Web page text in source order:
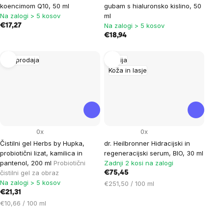
koencimom Q10, 50 ml
Na zalogi > 5 kosov
€17,27
gubam s hialuronsko kislino, 50
ml
Na zalogi > 5 kosov
€18,94
Razprodaja
Čistilni gel Herbs by Hupka,
probiotični lizat, kamilica in
pantenol, 200 ml Probiotični
čistilni gel za obraz
0x
Na zalogi > 5 kosov
€21,31
Cena
€10,66 / 100 ml
Akcija
Koža in lasje
dr. Heilbronner Hidracijski in
regeneracijski serum, BIO, 30 ml
0x
Zadnji 2 kosi na zalogi
€75,45
Cena
€251,50 / 100 ml